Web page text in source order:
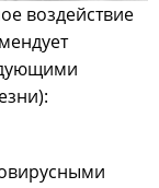
воздействие